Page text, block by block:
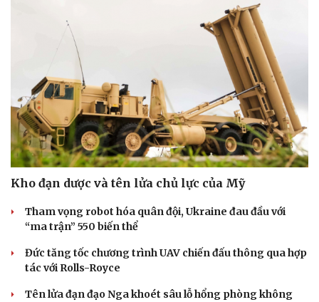
Thông tin doanh nghiệp
Doanh nghiệp 24h
Doanh nhân
Vì cộng đồng
Tin Công nghệ
Trải nghiệm
Chuyển đổi số
Kho đạn dược và tên lửa chủ lực của Mỹ
Tham vọng robot hóa quân đội, Ukraine đau đầu với
“ma trận” 550 biến thể
Đức tăng tốc chương trình UAV chiến đấu thông qua hợp
tác với Rolls-Royce
Tên lửa đạn đạo Nga khoét sâu lỗ hổng phòng không